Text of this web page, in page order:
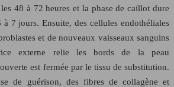
48 à 72 heures et la phase de caillot dure
à 7 jours. Ensuite, des cellules endothéliales
et de nouveaux vaisseaux sanguins
externe relie les bords de la peau
est fermée par le tissu de substitution.
de guérison, des fibres de collagène et